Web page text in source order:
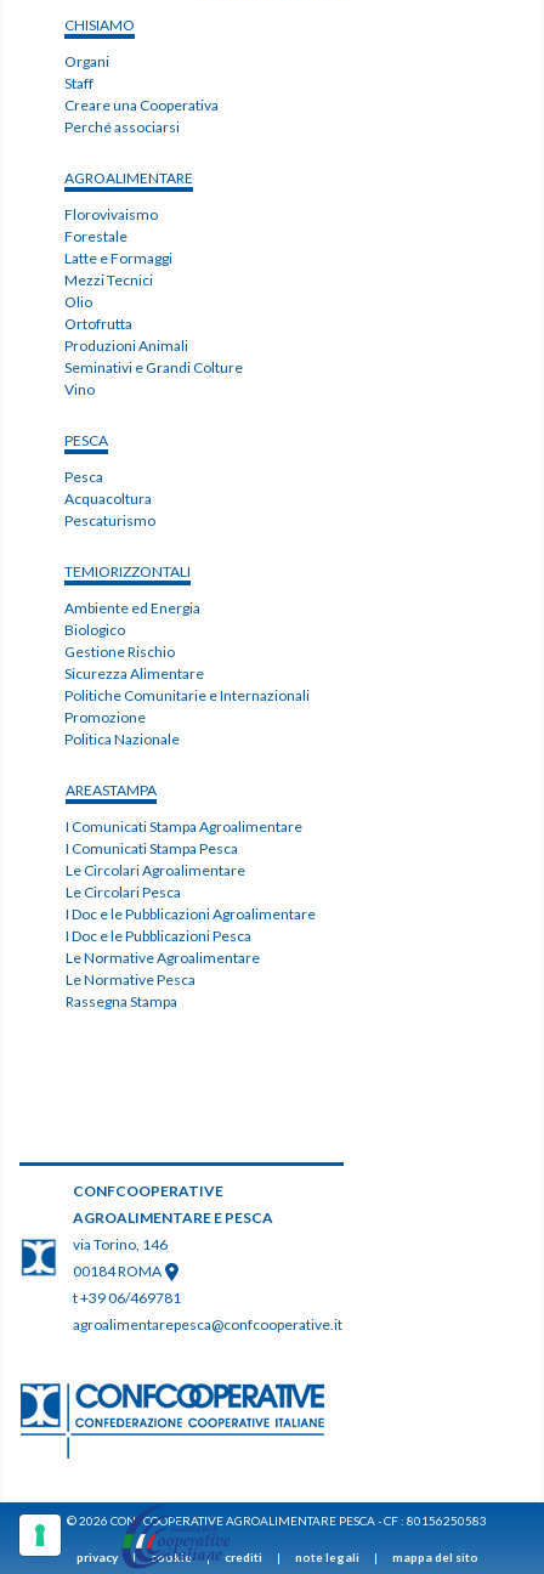
CONFCOOPERATIVE
AGROALIMENTARE E PESCA
via Torino, 146
00184 ROMA
t +39 06/469781
agroalimentarepesca@confcooperative.it
CHISIAMO
Organi
Staff
Creare una Cooperativa
Perché associarsi
AGROALIMENTARE
Florovivaismo
Forestale
Latte e Formaggi
Mezzi Tecnici
Olio
Ortofrutta
Produzioni Animali
Seminativi e Grandi Colture
Vino
PESCA
Pesca
Acquacoltura
Pescaturismo
TEMIORIZZONTALI
Ambiente ed Energia
Biologico
Gestione Rischio
Sicurezza Alimentare
Politiche Comunitarie e Internazionali
Promozione
Politica Nazionale
AREASTAMPA
I Comunicati Stampa Agroalimentare
I Comunicati Stampa Pesca
Le Circolari Agroalimentare
Le Circolari Pesca
I Doc e le Pubblicazioni Agroalimentare
I Doc e le Pubblicazioni Pesca
Le Normative Agroalimentare
Le Normative Pesca
Rassegna Stampa
© 2026 CONFCOOPERATIVE AGROALIMENTARE PESCA - CF : 80156250583
privacy | cookie | crediti | note legali | mappa del sito